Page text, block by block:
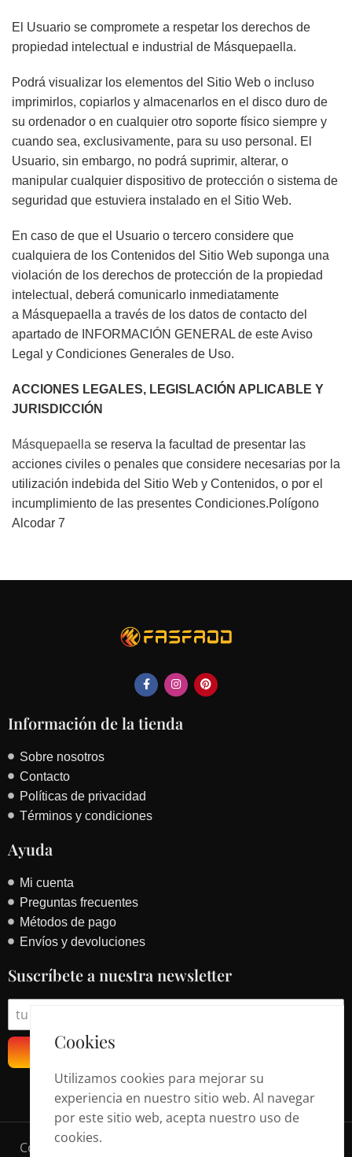
El Usuario se compromete a respetar los derechos de
propiedad intelectual e industrial de Másquepaella.
Podrá visualizar los elementos del Sitio Web o incluso
imprimirlos, copiarlos y almacenarlos en el disco duro de
su ordenador o en cualquier otro soporte físico siempre y
cuando sea, exclusivamente, para su uso personal. El
Usuario, sin embargo, no podrá suprimir, alterar, o
manipular cualquier dispositivo de protección o sistema de
seguridad que estuviera instalado en el Sitio Web.
En caso de que el Usuario o tercero considere que
cualquiera de los Contenidos del Sitio Web suponga una
violación de los derechos de protección de la propiedad
intelectual, deberá comunicarlo inmediatamente
a Másquepaella a través de los datos de contacto del
apartado de INFORMACIÓN GENERAL de este Aviso
Legal y Condiciones Generales de Uso.
ACCIONES LEGALES, LEGISLACIÓN APLICABLE Y
JURISDICCIÓN
Másquepaella se reserva la facultad de presentar las
acciones civiles o penales que considere necesarias por la
utilización indebida del Sitio Web y Contenidos, o por el
incumplimiento de las presentes Condiciones.Polígono
Alcodar 7
Información de la tienda
Sobre nosotros
Contacto
Políticas de privacidad
Términos y condiciones
Ayuda
Mi cuenta
Preguntas frecuentes
Métodos de pago
Envíos y devoluciones
Suscríbete a nuestra newsletter
Copyright © 2024 • fasfrod.com • Todos los derechos
Cookies
Utilizamos cookies para mejorar su
experiencia en nuestro sitio web. Al navegar
por este sitio web, acepta nuestro uso de
cookies.